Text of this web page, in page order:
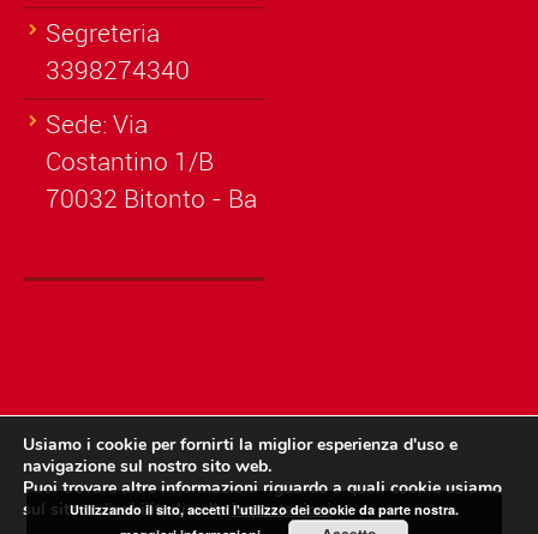
Segreteria
3398274340
Sede: Via
Costantino 1/B
70032 Bitonto - Ba
© Copyright A.S.D. Bitonto Sportiva - Codice fiscale: 93451100726
Usiamo i cookie per fornirti la miglior esperienza d'uso e
navigazione sul nostro sito web.
Puoi trovare altre informazioni riguardo a quali cookie usiamo
sul sito o disabilitarli nelleimpostazioni.
Utilizzando il sito, accetti l'utilizzo dei cookie da parte nostra.